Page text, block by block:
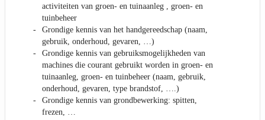
activiteiten van groen- en tuinaanleg , groen- en
tuinbeheer
Grondige kennis van het handgereedschap (naam,
gebruik, onderhoud, gevaren, …)
Grondige kennis van gebruiksmogelijkheden van
machines die courant gebruikt worden in groen- en
tuinaanleg, groen- en tuinbeheer (naam, gebruik,
onderhoud, gevaren, type brandstof, ….)
Grondige kennis van grondbewerking: spitten,
frezen, …